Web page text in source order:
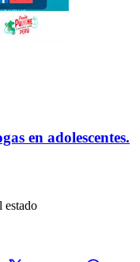
en adolescentes.